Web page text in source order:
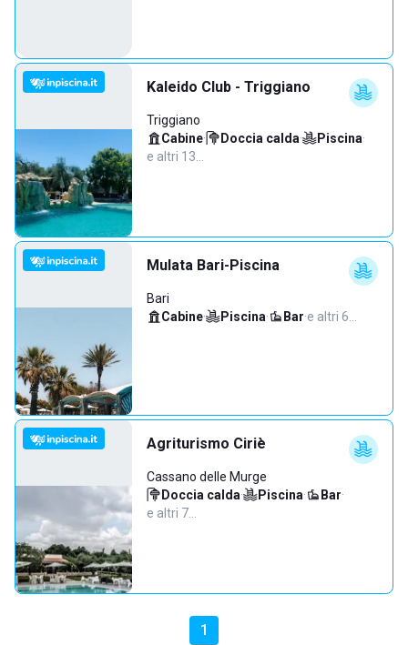
Kaleido Club - Triggiano
Triggiano
Cabine· Doccia calda· Piscina·
e altri 13…
Mulata Bari-Piscina
Bari
Cabine· Piscina· Bar·e altri 6…
Agriturismo Ciriè
Cassano delle Murge
Doccia calda· Piscina· Bar·
e altri 7…
1